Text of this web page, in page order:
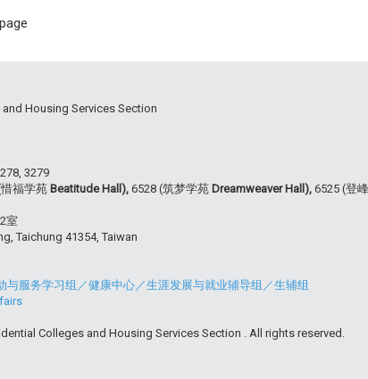
Housing Services Section
3279
福学苑 Beatitude Hall),6528 (筑梦学苑 Dreamweaver Hall),6525 (登
室
Taichung 41354, Taiwan
与服务学习组 ／健康中心 ／生涯发展与就业辅导组 ／生辅组
Colleges and Housing Services Section . All rights reserved.